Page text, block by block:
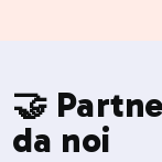
🤝
da noi